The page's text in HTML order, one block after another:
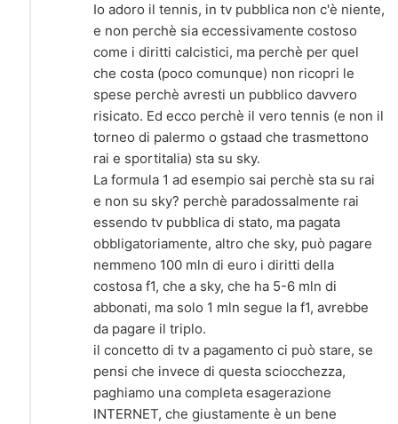
Io adoro il tennis, in tv pubblica non c'è niente,
e non perchè sia eccessivamente costoso
come i diritti calcistici, ma perchè per quel
che costa (poco comunque) non ricopri le
spese perchè avresti un pubblico davvero
risicato. Ed ecco perchè il vero tennis (e non il
torneo di palermo o gstaad che trasmettono
rai e sportitalia) sta su sky.
La formula 1 ad esempio sai perchè sta su rai
e non su sky? perchè paradossalmente rai
essendo tv pubblica di stato, ma pagata
obbligatoriamente, altro che sky, può pagare
nemmeno 100 mln di euro i diritti della
costosa f1, che a sky, che ha 5-6 mln di
abbonati, ma solo 1 mln segue la f1, avrebbe
da pagare il triplo.
il concetto di tv a pagamento ci può stare, se
pensi che invece di questa sciocchezza,
paghiamo una completa esagerazione
INTERNET, che giustamente è un bene